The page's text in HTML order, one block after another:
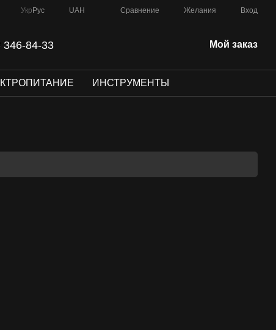
Укр Рус UAH Сравнение Желания Вход
346-84-33 Мой заказ
ИНСТРУМЕНТЫ